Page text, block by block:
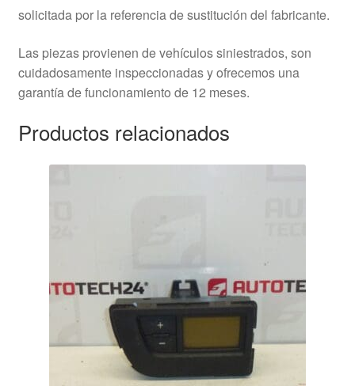
solicitada por la referencia de sustitución del fabricante.
Las piezas provienen de vehículos siniestrados, son
cuidadosamente inspeccionadas y ofrecemos una
garantía de funcionamiento de 12 meses.
Productos relacionados